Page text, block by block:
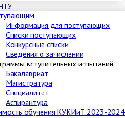
Информация для поступающих
Списки поступающих
Конкурсные списки
Сведения о зачислении
вступительных испытаний
Бакалавриат
Магистратура
Специалитет
Аспирантура
обучения КУКИиТ 2023-2024